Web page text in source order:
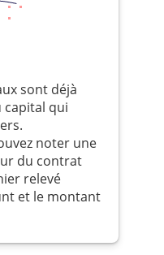
sont déjà
qui
noter une
du contrat
relevé
et le montant